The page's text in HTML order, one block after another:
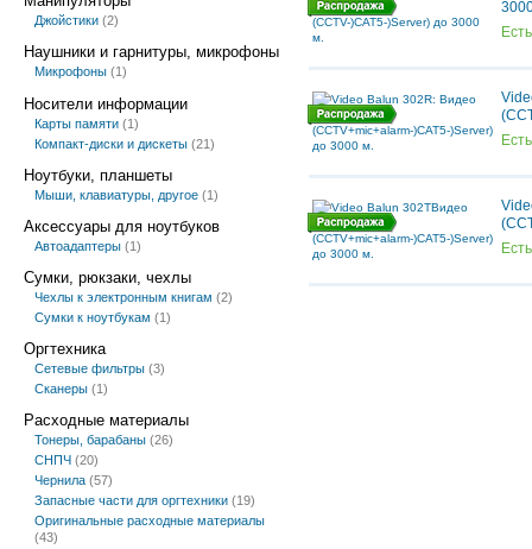
Джойстики (2)
Наушники и гарнитуры, микрофоны
Микрофоны (1)
Носители информации
Карты памяти (1)
Компакт-диски и дискеты (21)
Ноутбуки, планшеты
Мыши, клавиатуры, другое (1)
Аксессуары для ноутбуков
Автоадаптеры (1)
Сумки, рюкзаки, чехлы
Чехлы к электронным книгам (2)
Сумки к ноутбукам (1)
Оргтехника
Сетевые фильтры (3)
Сканеры (1)
Расходные материалы
Тонеры, барабаны (26)
СНПЧ (20)
Чернила (57)
Запасные части для оргтехники (19)
Оригинальные расходные материалы
(43)